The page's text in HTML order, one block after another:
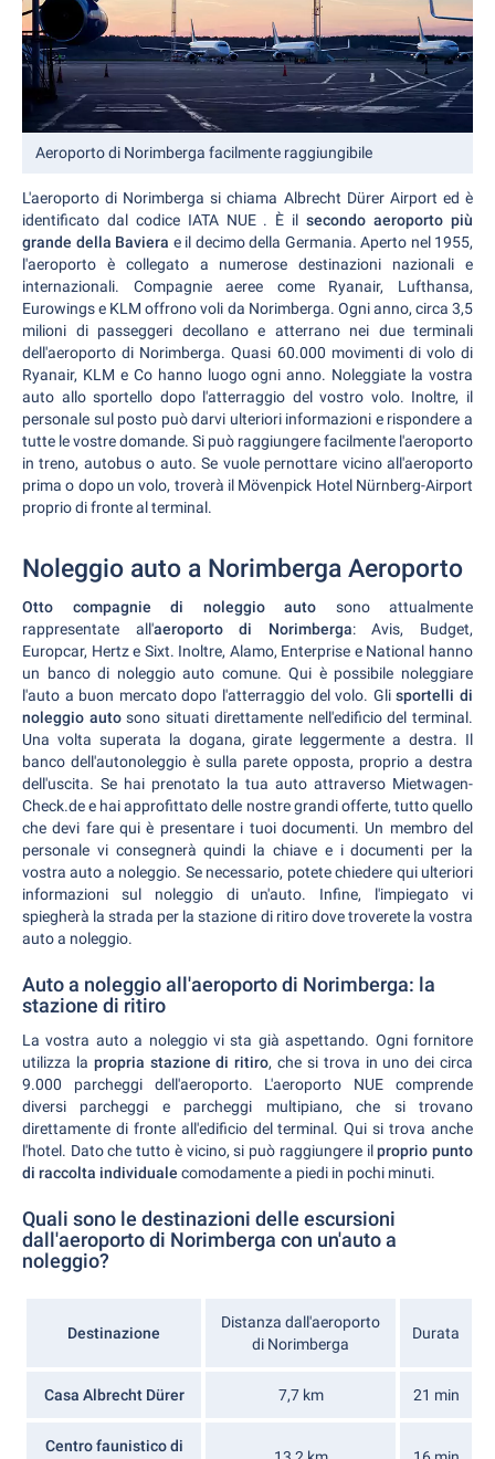
Aeroporto di Norimberga facilmente raggiungibile
L'aeroporto di Norimberga si chiama Albrecht Dürer Airport ed è
identificato dal codice IATA NUE . È ilsecondo aeroporto più
grande della Baviera e il decimo della Germania. Aperto nel 1955,
l'aeroporto è collegato a numerose destinazioni nazionali e
internazionali. Compagnie aeree come Ryanair, Lufthansa,
Eurowings e KLM offrono voli da Norimberga. Ogni anno, circa 3,5
milioni di passeggeri decollano e atterrano nei due terminali
dell'aeroporto di Norimberga. Quasi 60.000 movimenti di volo di
Ryanair, KLM e Co hanno luogo ogni anno. Noleggiate la vostra
auto allo sportello dopo l'atterraggio del vostro volo. Inoltre, il
personale sul posto può darvi ulteriori informazioni e rispondere a
tutte le vostre domande. Si può raggiungere facilmente l'aeroporto
in treno, autobus o auto. Se vuole pernottare vicino all'aeroporto
prima o dopo un volo, troverà il Mövenpick Hotel Nürnberg-Airport
proprio di fronte al terminal.
Noleggio auto a Norimberga Aeroporto
Otto compagnie di noleggio auto sono attualmente
rappresentate all'aeroporto di Norimberga: Avis, Budget,
Europcar, Hertz e Sixt. Inoltre, Alamo, Enterprise e National hanno
un banco di noleggio auto comune. Qui è possibile noleggiare
l'auto a buon mercato dopo l'atterraggio del volo. Glisportelli di
noleggio autosono situati direttamente nell'edificio del terminal.
Una volta superata la dogana, girate leggermente a destra. Il
banco dell'autonoleggio è sulla parete opposta, proprio a destra
dell'uscita. Se hai prenotato la tua auto attraverso Mietwagen-
Check.de e hai approfittato delle nostre grandi offerte, tutto quello
che devi fare qui è presentare i tuoi documenti. Un membro del
personale vi consegnerà quindi la chiave e i documenti per la
vostra auto a noleggio. Se necessario, potete chiedere qui ulteriori
informazioni sul noleggio di un'auto. Infine, l'impiegato vi
spiegherà la strada per la stazione di ritiro dove troverete la vostra
auto a noleggio.
Auto a noleggio all'aeroporto di Norimberga: la
stazione di ritiro
La vostra auto a noleggio vi sta già aspettando. Ogni fornitore
utilizza la propria stazione di ritiro, che si trova in uno dei circa
9.000 parcheggi dell'aeroporto. L'aeroporto NUE comprende
diversi parcheggi e parcheggi multipiano, che si trovano
direttamente di fronte all'edificio del terminal. Qui si trova anche
l'hotel. Dato che tutto è vicino, si può raggiungere ilproprio punto
di raccolta individuale comodamente a piedi in pochi minuti.
Quali sono le destinazioni delle escursioni
dall'aeroporto di Norimberga con un'auto a
noleggio?
Destinazione
Distanza dall'aeroporto
di Norimberga
Durata
Casa Albrecht Dürer 7,7 km 21 min
Centro faunistico di